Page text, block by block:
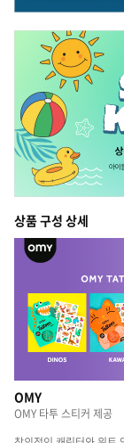
상품 구성 상세
OMY
OMY 타투 스티커 제공